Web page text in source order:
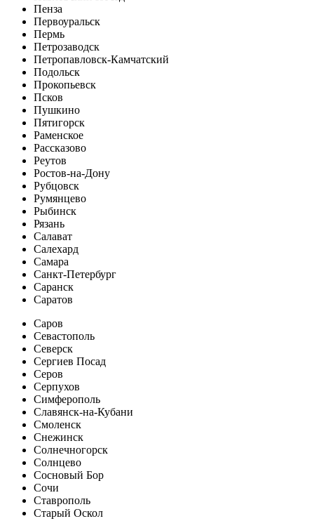
Пенза
Первоуральск
Пермь
Петрозаводск
Петропавловск-Камчатский
Подольск
Прокопьевск
Псков
Пушкино
Пятигорск
Раменское
Рассказово
Реутов
Ростов-на-Дону
Рубцовск
Румянцево
Рыбинск
Рязань
Салават
Салехард
Самара
Санкт-Петербург
Саранск
Саратов
Саров
Севастополь
Северск
Сергиев Посад
Серов
Серпухов
Симферополь
Славянск-на-Кубани
Смоленск
Снежинск
Солнечногорск
Солнцево
Сосновый Бор
Сочи
Ставрополь
Старый Оскол